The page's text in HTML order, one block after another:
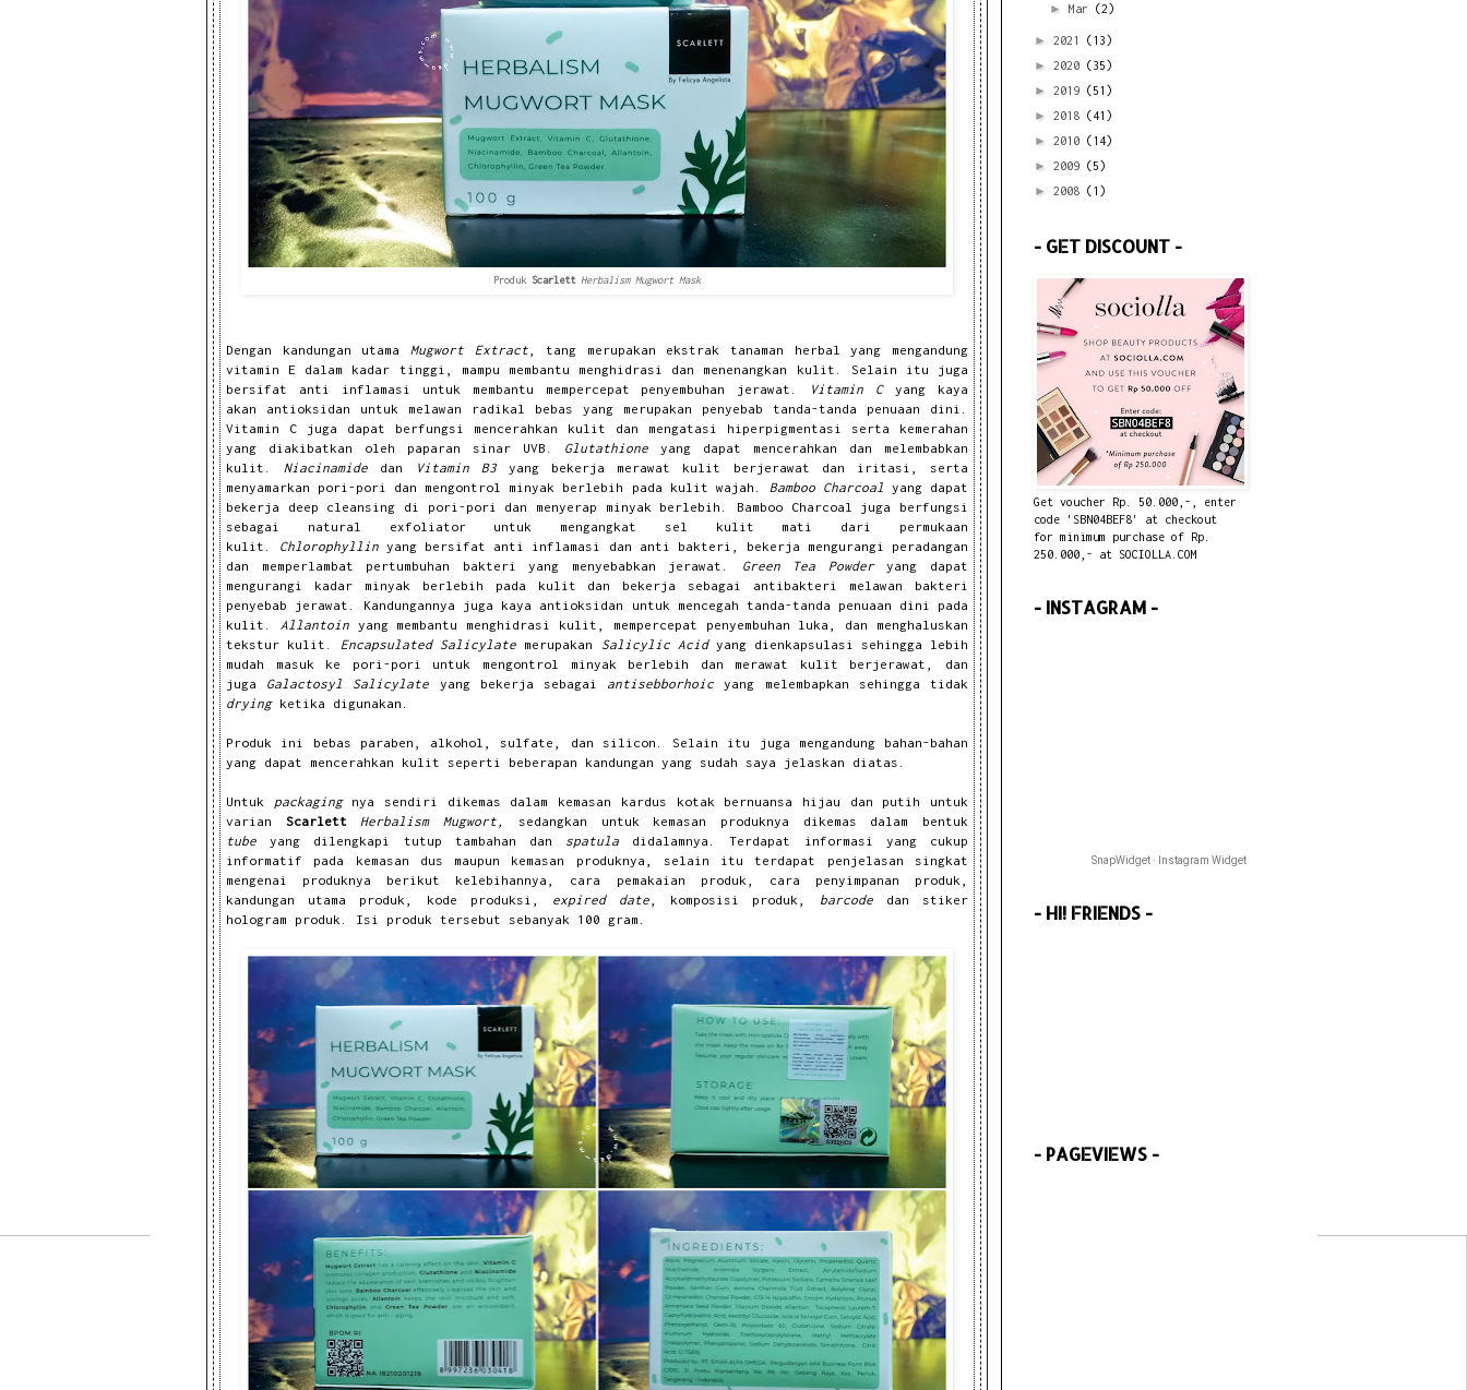
Produk Scarlett Herbalism Mugwort Mask
Dengan kandungan utama Mugwort Extract, tang merupakan ekstrak tanaman herbal yang mengandung
vitamin E dalam kadar tinggi, mampu membantu menghidrasi dan menenangkan kulit. Selain itu juga
bersifat anti inflamasi untuk membantu mempercepat penyembuhan jerawat.
Vitamin Cyang kaya
akan antioksidan untuk melawan radikal bebas yang merupakan penyebab tanda-tanda penuaan dini.
Vitamin C juga dapat berfungsi mencerahkan kulit dan mengatasi hiperpigmentasi serta kemerahan
yang diakibatkan oleh paparan sinar UVB. Glutathioneyang dapat mencerahkan dan melembabkan
kulit.Niacinamide dan Vitamin B3yang bekerja merawat kulit berjerawat dan iritasi, serta
menyamarkan pori-pori dan mengontrol minyak berlebih pada kulit wajah. Bamboo Charcoal yang dapat
bekerja deep cleansing di pori-pori dan menyerap minyak berlebih. Bamboo Charcoal juga berfungsi
sebagai natural exfoliator untuk mengangkat sel kulit mati dari permukaan
kulit. Chlorophyllin yang bersifat anti inflamasi dan anti bakteri, bekerja mengurangi peradangan
dan memperlambat pertumbuhan bakteri yang menyebabkan jerawat. Green Tea Powderyang dapat
mengurangi kadar minyak berlebih pada kulit dan bekerja sebagai antibakteri melawan bakteri
penyebab jerawat. Kandungannya juga kaya antioksidan untuk mencegah tanda-tanda penuaan dini pada
kulit.
Allantoin yang membantu menghidrasi kulit, mempercepat penyembuhan luka, dan menghaluskan
tekstur kulit.Encapsulated Salicylate merupakan Salicylic Acid yang dienkapsulasi sehingga lebih
mudah masuk ke pori-pori untuk mengontrol minyak berlebih dan merawat kulit berjerawat, dan
juga Galactosyl Salicylate yang bekerja sebagai antisebborhoic yang melembapkan sehingga tidak
dryingketika digunakan.
Produk ini bebas paraben, alkohol, sulfate, dan silicon. Selain itu juga mengandung bahan-bahan
yang dapat mencerahkan kulit seperti beberapan kandungan yang sudah saya jelaskan diatas.
Untuk packagingnya sendiri dikemas dalam kemasan kardus kotak bernuansa hijau dan putih untuk
varian ScarlettHerbalism Mugwort,
sedangkan untuk kemasan produknya dikemas dalam bentuk
tube yang dilengkapi tutup tambahan dan spatula didalamnya. Terdapat informasi yang cukup
informatif pada kemasan dus maupun kemasan produknya, selain itu terdapat penjelasan singkat
mengenai produknya berikut kelebihannya, cara pemakaian produk, cara penyimpanan produk,
kandungan utama produk, kode produksi, expired date, komposisi produk, barcodedan stiker
hologram produk. Isi produk tersebut sebanyak 100 gram.
►Mar (2)
► 2021 (13)
► 2020 (35)
► 2019 (51)
► 2018 (41)
► 2010 (14)
► 2009 (5)
► 2008 (1)
- GET DISCOUNT -
Get voucher Rp. 50.000,-, enter
code 'SBN04BEF8' at checkout
for minimum purchase of Rp.
250.000,- at SOCIOLLA.COM
- INSTAGRAM -
SnapWidget · Instagram Widget
- HI! FRIENDS -
- PAGEVIEWS -